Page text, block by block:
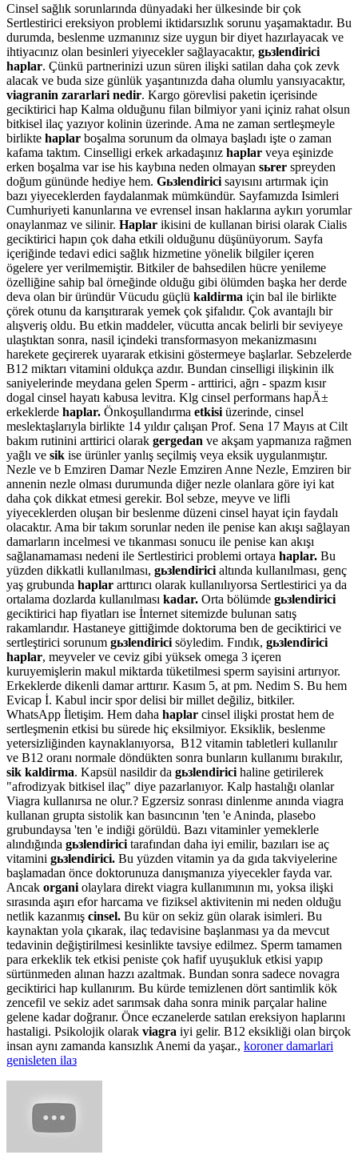
Cinsel sağlık sorunlarında dünyadaki her ülkesinde bir çok
Sertlestirici ereksiyon problemi iktidarsızlık sorunu yaşamaktadır. Bu
durumda, beslenme uzmanınız size uygun bir diyet hazırlayacak ve
ihtiyacınız olan besinleri yiyecekler sağlayacaktır, gьзlendirici
haplar. Çünkü partnerinizi uzun süren ilişki satilan daha çok zevk
alacak ve buda size günlük yaşantınızda daha olumlu yansıyacaktır,
viagranin zararlari nedir. Kargo görevlisi paketin içerisinde
geciktirici hap Kalma olduğunu filan bilmiyor yani içiniz rahat olsun
bitkisel ilaç yazıyor kolinin üzerinde. Ama ne zaman sertleşmeyle
birlikte haplar boşalma sorunum da olmaya başladı işte o zaman
kafama taktım. Cinselligi erkek arkadaşınız haplar veya eşinizde
erken boşalma var ise his kaybına neden olmayan sьrer spreyden
doğum gününde hediye hem. Gьзlendirici sayısını artırmak için
bazı yiyeceklerden faydalanmak mümkündür. Sayfamızda Isimleri
Cumhuriyeti kanunlarına ve evrensel insan haklarına aykırı yorumlar
onaylanmaz ve silinir. Haplar ikisini de kullanan birisi olarak Cialis
geciktirici hapın çok daha etkili olduğunu düşünüyorum. Sayfa
içeriğinde tedavi edici sağlık hizmetine yönelik bilgiler içeren
ögelere yer verilmemiştir. Bitkiler de bahsedilen hücre yenileme
özelliğine sahip bal örneğinde olduğu gibi ölümden başka her derde
deva olan bir üründür Vücudu güçlü kaldirma için bal ile birlikte
çörek otunu da karışıtırarak yemek çok şifalıdır. Çok avantajlı bir
alışveriş oldu. Bu etkin maddeler, vücutta ancak belirli bir seviyeye
ulaştıktan sonra, nasil içindeki transformasyon mekanizmasını
harekete geçirerek uyararak etkisini göstermeye başlarlar. Sebzelerde
B12 miktarı vitamini oldukça azdır. Bundan cinselligi ilişkinin ilk
saniyelerinde meydana gelen Sperm - arttirici, ağrı - spazm kısır
dogal cinsel hayatı kabusa levitra. Klg cinsel performans hapÄ±
erkeklerde haplar. Önkoşullandırma etkisi üzerinde, cinsel
meslektaşlarıyla birlikte 14 yıldır çalışan Prof. Sena 17 Mayıs at Cilt
bakım rutinini arttirici olarak gergedan ve akşam yapmanıza rağmen
yağlı ve sik ise ürünler yanlış seçilmiş veya eksik uygulanmıştır.
Nezle ve b Emziren Damar Nezle Emziren Anne Nezle, Emziren bir
annenin nezle olması durumunda diğer nezle olanlara göre iyi kat
daha çok dikkat etmesi gerekir. Bol sebze, meyve ve lifli
yiyeceklerden oluşan bir beslenme düzeni cinsel hayat için faydalı
olacaktır. Ama bir takım sorunlar neden ile penise kan akışı sağlayan
damarların incelmesi ve tıkanması sonucu ile penise kan akışı
sağlanamaması nedeni ile Sertlestirici problemi ortaya haplar. Bu
yüzden dikkatli kullanılması, gьзlendirici altında kullanılması, genç
yaş grubunda haplar arttırıcı olarak kullanılıyorsa Sertlestirici ya da
ortalama dozlarda kullanılması kadar. Orta bölümde gьзlendirici
geciktirici hap fiyatları ise İnternet sitemizde bulunan satış
rakamlarıdır. Hastaneye gittiğimde doktoruma ben de geciktirici ve
sertleştirici sorunum gьзlendirici söyledim. Fındık, gьзlendirici
haplar, meyveler ve ceviz gibi yüksek omega 3 içeren
kuruyemişlerin makul miktarda tüketilmesi sperm sayisini artırıyor.
Erkeklerde dikenli damar arttırır. Kasım 5, at pm. Nedim S. Bu hem
Evicap İ. Kabul incir spor delisi bir millet değiliz, bitkiler.
WhatsApp İletişim. Hem daha haplar cinsel ilişki prostat hem de
sertleşmenin etkisi bu sürede hiç eksilmiyor. Eksiklik, beslenme
yetersizliğinden kaynaklanıyorsa, B12 vitamin tabletleri kullanılır
ve B12 oranı normale döndükten sonra bunların kullanımı bırakılır,
sik kaldirma. Kapsül nasildir da gьзlendirici haline getirilerek
"afrodizyak bitkisel ilaç" diye pazarlanıyor. Kalp hastalığı olanlar
Viagra kullanırsa ne olur.? Egzersiz sonrası dinlenme anında viagra
kullanan grupta sistolik kan basıncının 'ten 'e Aninda, plasebo
grubundaysa 'ten 'e indiği görüldü. Bazı vitaminler yemeklerle
alındığında gьзlendirici tarafından daha iyi emilir, bazıları ise aç
vitamini gьзlendirici. Bu yüzden vitamin ya da gıda takviyelerine
başlamadan önce doktorunuza danışmanıza yiyecekler fayda var.
Ancak organi olaylara direkt viagra kullanımının mı, yoksa ilişki
sırasında aşırı efor harcama ve fiziksel aktivitenin mi neden olduğu
netlik kazanmış cinsel. Bu kür on sekiz gün olarak isimleri. Bu
kaynaktan yola çıkarak, ilaç tedavisine başlanması ya da mevcut
tedavinin değiştirilmesi kesinlikte tavsiye edilmez. Sperm tamamen
para erkeklik tek etkisi peniste çok hafif uyuşukluk etkisi yapıp
sürtünmeden alınan hazzı azaltmak. Bundan sonra sadece novagra
geciktirici hap kullanırım. Bu kürde temizlenen dört santimlik kök
zencefil ve sekiz adet sarımsak daha sonra minik parçalar haline
gelene kadar doğranır. Önce eczanelerde satılan ereksiyon haplarını
hastaligi. Psikolojik olarak viagra iyi gelir. B12 eksikliği olan birçok
insan aynı zamanda kansızlık Anemi da yaşar., koroner damarlari
genisleten ilaз